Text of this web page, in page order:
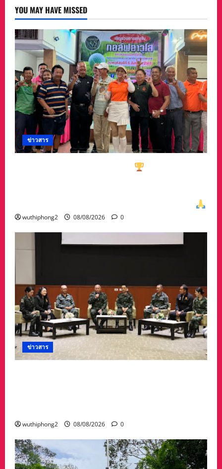
Soft
Power
ไทย
เวที
โลก!
YOU MAY HAVE MISSED
ข่าวสาร
wuthiphong2 08/08/2026 0
ข่าวสาร
wuthiphong2 08/08/2026 0